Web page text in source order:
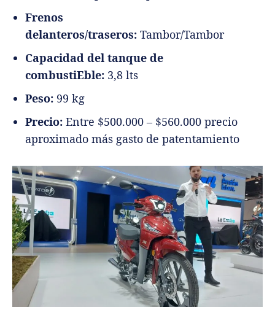
Frenos
delanteros/traseros: Tambor/Tambor
Capacidad del tanque de
combustiEble: 3,8 lts
Peso: 99 kg
Precio: Entre $500.000 – $560.000 precio
aproximado más gasto de patentamiento